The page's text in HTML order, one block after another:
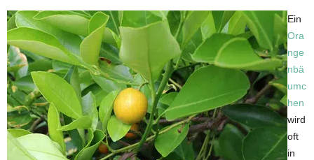
Ein
Ora
nge
nbä
umc
hen
wird
oft
in